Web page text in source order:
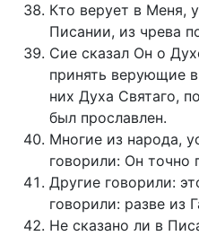
Кто верует в Меня,
Писании, из чрева
Сие сказал Он о
принять верующие
них Духа Святаго,
был прославлен.
Многие из народа,
говорили: Он точно
Другие говорили:
говорили: разве из
Не сказано ли в